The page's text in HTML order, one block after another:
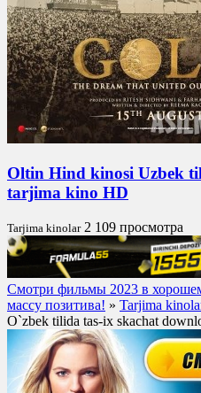
Oltin Hind kinosi Uzbek
tarjima kino HD
Tarjima kinolar 2 109 просмотра
Смотри фильмы 2023 в
массу позитива! » Tarjima
O`zbek tilida tas-ix skachat